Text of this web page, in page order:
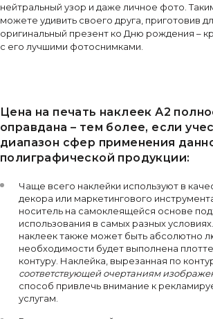
нейтральный узор и даже личное фото.
можете удивить своего друга, приготовив
оригинальный презент ко Дню рождения –
с его лучшими фотоснимками.
Цена на печать наклеек А2
оправдана – тем более, если
диапазон сфер применения
полиграфической продукции:
Чаще всего наклейки используют в
декора или маркетингового
носитель на самоклеящейся основе
использования в самых разных
наклеек также может быть абсолютно
необходимости будет выполнена
контуру. Наклейка, вырезанная по
соответствующей очертаниям
способ привлечь внимание к
услугам.